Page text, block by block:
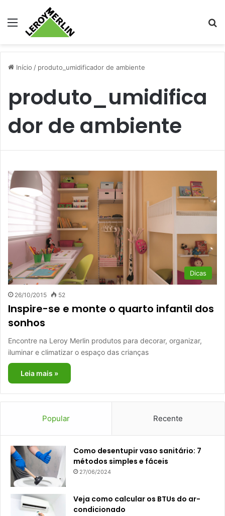
Menu
Início / produto_umidificador de ambiente
produto_umidifica
dor de ambiente
Dicas
26/10/2015 52
Inspire-se e monte o quarto infantil dos
sonhos
Encontre na Leroy Merlin produtos para decorar, organizar,
iluminar e climatizar o espaço das crianças
Leia mais »
Popular Recente
Como desentupir vaso sanitário: 7
métodos simples e fáceis
27/06/2024
Veja como calcular os BTUs do ar-
condicionado